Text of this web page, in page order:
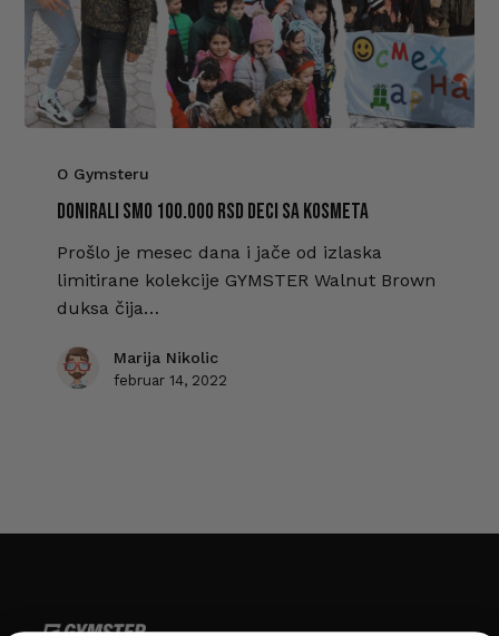
O Gymsteru
DONIRALI SMO 100.000 RSD DECI SA KOSMETA
Prošlo je mesec dana i jače od izlaska
limitirane kolekcije GYMSTER Walnut Brown
duksa čija…
Marija Nikolic
februar 14, 2022